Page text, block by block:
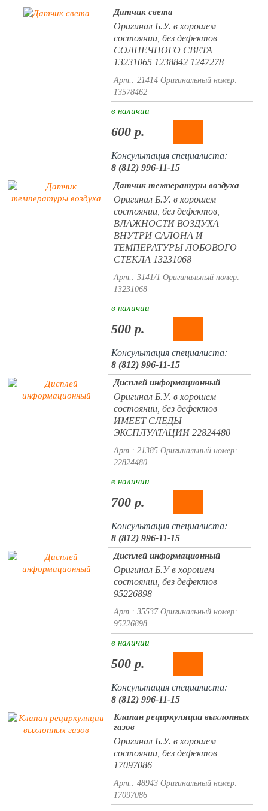
Датчик света
Оригинал Б.У. в хорошем
состоянии, без дефектов
СОЛНЕЧНОГО СВЕТА
13231065 1238842 1247278
Арт.: 21414 Оригинальный номер:
13578462
в наличии
600 р.
Консультация специалиста:
8 (812) 996-11-15
Датчик температуры воздуха
Оригинал Б.У. в хорошем
состоянии, без дефектов,
ВЛАЖНОСТИ ВОЗДУХА
ВНУТРИ САЛОНА И
ТЕМПЕРАТУРЫ ЛОБОВОГО
СТЕКЛА 13231068
Арт.: 3141/1 Оригинальный номер:
13231068
в наличии
500 р.
Консультация специалиста:
8 (812) 996-11-15
Дисплей информационный
Оригинал Б.У. в хорошем
состоянии, без дефектов
ИМЕЕТ СЛЕДЫ
ЭКСПЛУАТАЦИИ 22824480
Арт.: 21385 Оригинальный номер:
22824480
в наличии
700 р.
Консультация специалиста:
8 (812) 996-11-15
Дисплей информационный
Оригинал Б.У в хорошем
состоянии, без дефектов
95226898
Арт.: 35537 Оригинальный номер:
95226898
в наличии
500 р.
Консультация специалиста:
8 (812) 996-11-15
Клапан рециркуляции выхлопных
газов
Оригинал Б.У. в хорошем
состоянии, без дефектов
17097086
Арт.: 48943 Оригинальный номер:
17097086